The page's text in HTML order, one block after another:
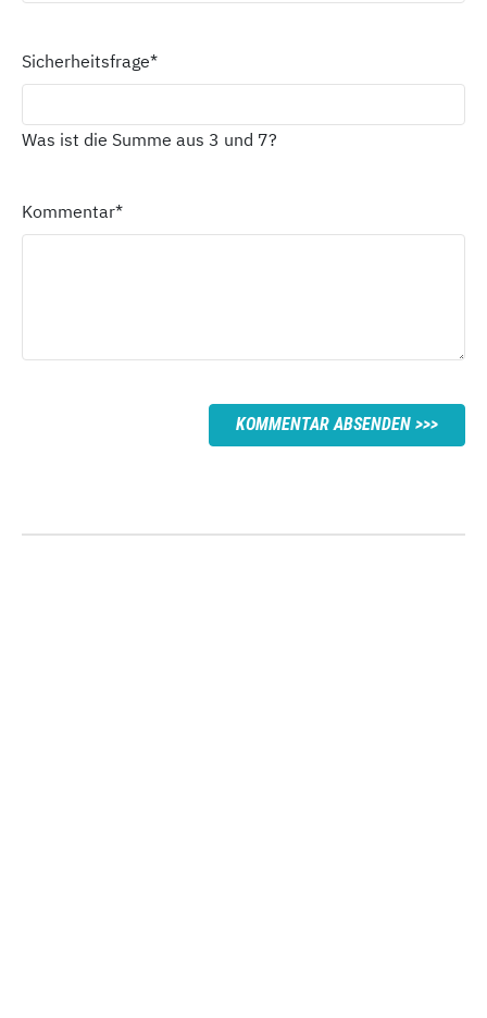
Sicherheitsfrage*
Was ist die Summe aus 3 und 7?
Kommentar*
KOMMENTAR ABSENDEN